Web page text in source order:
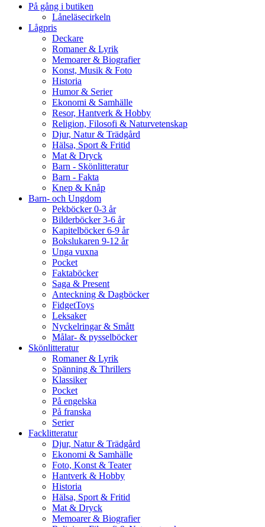
På gång i butiken
Låneläsecirkeln
Lågpris
Deckare
Romaner & Lyrik
Memoarer & Biografier
Konst, Musik & Foto
Historia
Humor & Serier
Ekonomi & Samhälle
Resor, Hantverk & Hobby
Religion, Filosofi & Naturvetenskap
Djur, Natur & Trädgård
Hälsa, Sport & Fritid
Mat & Dryck
Barn - Skönlitteratur
Barn - Fakta
Knep & Knåp
Barn- och Ungdom
Pekböcker 0-3 år
Bilderböcker 3-6 år
Kapitelböcker 6-9 år
Bokslukaren 9-12 år
Unga vuxna
Pocket
Faktaböcker
Saga & Present
Anteckning & Dagböcker
FidgetToys
Leksaker
Nyckelringar & Smått
Målar- & pysselböcker
Skönlitteratur
Romaner & Lyrik
Spänning & Thrillers
Klassiker
Pocket
På engelska
På franska
Serier
Facklitteratur
Djur, Natur & Trädgård
Ekonomi & Samhälle
Foto, Konst & Teater
Hantverk & Hobby
Historia
Hälsa, Sport & Fritid
Mat & Dryck
Memoarer & Biografier